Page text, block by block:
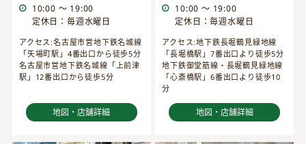
10:00 ～ 19:00
定休日：毎週水曜日
アクセス:名古屋市営地下鉄名城線
「矢場町駅」4番出口から徒歩5分
名古屋市営地下鉄名城線「上前津
駅」12番出口から徒歩5分
地図・店舗詳細
10:00 ～ 19:00
定休日：毎週水曜日
アクセス:地下鉄長堀鶴見緑地線
「長堀橋駅」7番出口より徒歩5分
地下鉄御堂筋線・長堀鶴見緑地線
「心斎橋駅」6番出口より徒歩10
分
地図・店舗詳細